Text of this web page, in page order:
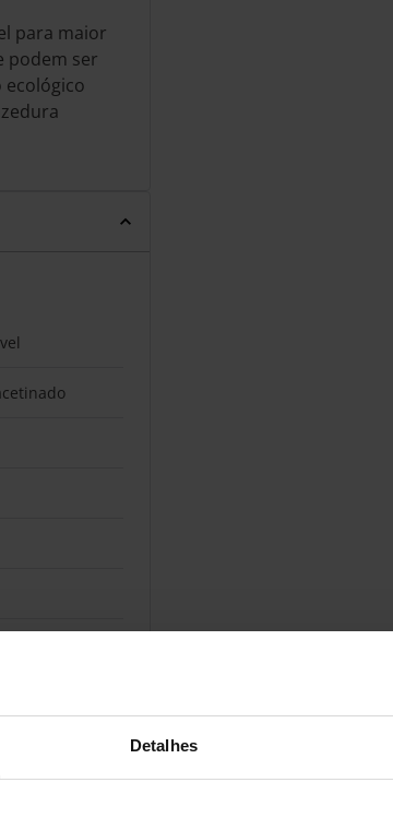
Detalhes
para maior
podem ser
ecológico